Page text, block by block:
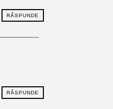
RĂSPUNDE
RĂSPUNDE